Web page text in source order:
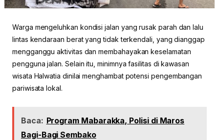
Warga mengeluhkan kondisi jalan yang rusak parah dan lalu
lintas kendaraan berat yang tidak terkendali, yang dianggap
mengganggu aktivitas dan membahayakan keselamatan
pengguna jalan. Selain itu, minimnya fasilitas di kawasan
wisata Halwatia dinilai menghambat potensi pengembangan
pariwisata lokal.
Baca: Program Mabarakka, Polisi di Maros
Bagi-Bagi Sembako